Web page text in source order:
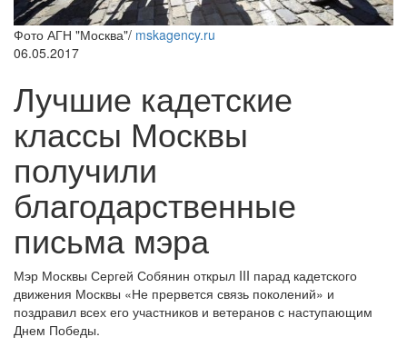
Фото АГН "Москва"/ mskagency.ru
06.05.2017
Лучшие кадетские
классы Москвы
получили
благодарственные
письма мэра
Мэр Москвы Сергей Собянин открыл III парад кадетского
движения Москвы «Не прервется связь поколений» и
поздравил всех его участников и ветеранов с наступающим
Днем Победы.